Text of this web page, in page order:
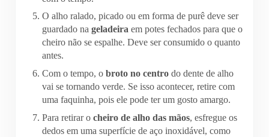
O alho ralado, picado ou em forma de purê deve ser
guardado nageladeira em potes fechados para que o
cheiro não se espalhe. Deve ser consumido o quanto
antes.
Com o tempo, obroto no centrodo dente de alho
vai se tornando verde. Se isso acontecer, retire com
uma faquinha, pois ele pode ter um gosto amargo.
Para retirar ocheiro de alho das mãos, esfregue os
dedos em uma superfície de aço inoxidável, como